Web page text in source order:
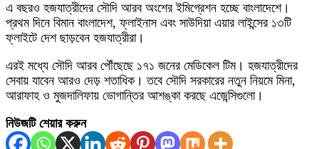
এ বছরও হজযাত্রীদের সৌদি আরব অংশের ইমিগ্রেশন হচ্ছে বাংলাদেশে।
প্রথম দিনে বিমান বাংলাদেশ, ফ্লাইনাস এবং সাউদিয়া এয়ার লাইন্সের ১৩টি
ফ্লাইটে দেশ ছাড়বেন হজযাত্রীরা।
এরই মধ্যে সৌদি আরব পৌঁছেছে ১৭১ জনের মেডিকেল টিম। হজযাত্রীদের
সেবায় যাবেন আরও দেড় শতাধিক। তবে সৌদি সরকারের নতুন নিয়মে মিনা,
আরাফাহ ও মুজদালিফায় ভোগান্তির আশঙ্কা করছে এজেন্সিগুলো।
নিউজটি শেয়ার করুন